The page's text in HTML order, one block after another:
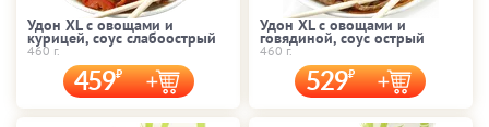
Удон XL с овощами и
курицей, соус слабоострый
460 г.
459
Удон XL с овощами и
говядиной, соус острый
460 г.
529